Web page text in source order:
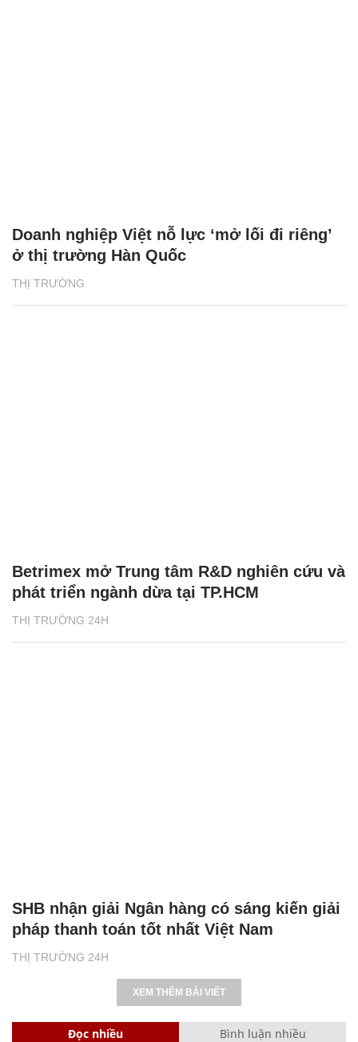
THỊ TRƯỜNG
Doanh nghiệp Việt nỗ lực ‘mở lối đi riêng’
ở thị trường Hàn Quốc
THỊ TRƯỜNG 24H
Betrimex mở Trung tâm R&D nghiên cứu và
phát triển ngành dừa tại TP.HCM
THỊ TRƯỜNG 24H
SHB nhận giải Ngân hàng có sáng kiến giải
pháp thanh toán tốt nhất Việt Nam
XEM THÊM BÀI VIẾT
Đọc nhiều Bình luận nhiều